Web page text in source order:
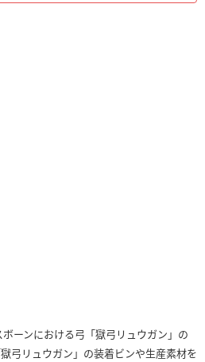
ーンにおける弓「獄弓リュウガン」の
弓リュウガン」の装着ビンや生産素材を